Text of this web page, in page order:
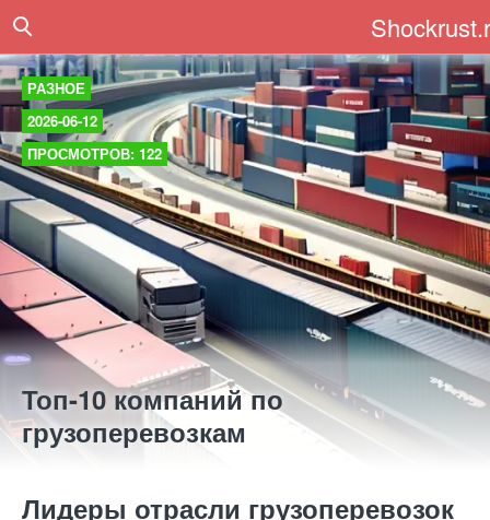
РАЗНОЕ
2026-06-12
ПРОСМОТРОВ: 122
Топ-10 компаний по
грузоперевозкам
Лидеры отрасли грузоперевозок